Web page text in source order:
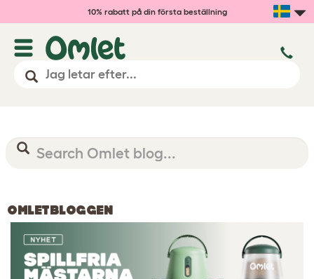
10% rabatt på din första beställning
OMLETBLOGGEN